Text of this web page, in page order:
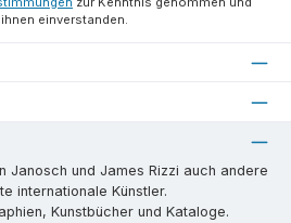
einverstanden.
Janosch und James Rizzi auch andere
internationale Künstler.
Kunstbücher und Kataloge.